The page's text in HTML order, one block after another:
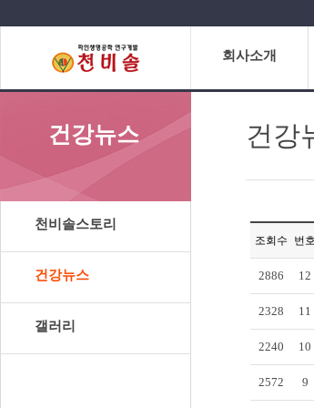
회사소개
건강뉴스
천비솔스토리
건강뉴스
갤러리
건강
조회수 번호
2886 12
2328 11
2240 10
2572 9